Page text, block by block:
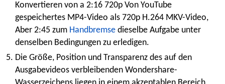
Konvertieren von a 2:16 720p Von YouTube
gespeichertes MP4-Video als 720p H.264 MKV-Video,
Aber 2:45 zum Handbremse dieselbe Aufgabe unter
denselben Bedingungen zu erledigen.
Die Größe, Position und Transparenz des auf den
Ausgabevideos verbleibenden Wondershare-